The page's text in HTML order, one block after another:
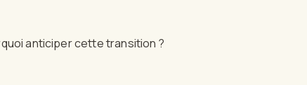
anticiper cette transition ?